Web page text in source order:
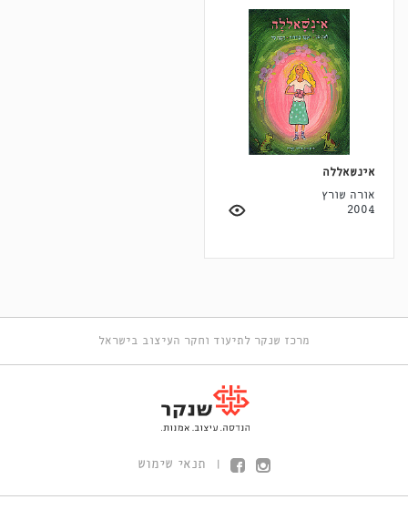
אינשאללה
אורה שורץ
2004
מרכז שנקר לתיעוד וחקר העיצוב בישראל
תנאי שימוש